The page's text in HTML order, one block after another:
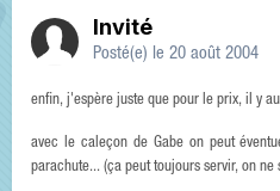
Invité
Posté(e) le 20 août 2004
enfin, j'espère juste que pour le prix, il y
avec le caleçon de Gabe on peut
parachute... (ça peut toujours servir, on ne